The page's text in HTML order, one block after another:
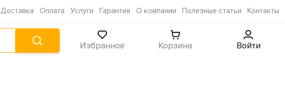
Доставка Оплата Услуги Гарантия О компании Полезные статьи Контакты
Избранное Корзина Войти